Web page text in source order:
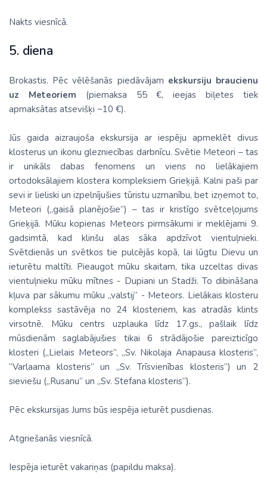
Nakts viesnīcā.
5. diena
Brokastis. Pēc vēlēšanās piedāvājam ekskursiju braucienu
uz Meteoriem (piemaksa 55 €, ieejas biļetes tiek
apmaksātas atsevišķi ~10 €).
Jūs gaida aizraujoša ekskursija ar iespēju apmeklēt divus
klosterus un ikonu glezniecības darbnīcu. Svētie Meteori – tas
ir unikāls dabas fenomens un viens no lielākajiem
ortodoksālajiem klostera kompleksiem Grieķijā. Kalni paši par
sevi ir lieliski un izpelnījušies tūristu uzmanību, bet izņemot to,
Meteori („gaisā planējošie”) – tas ir kristīgo svētceļojums
Grieķijā. Mūku kopienas Meteors pirmsākumi ir meklējami 9.
gadsimtā, kad klinšu alas sāka apdzīvot vientuļnieki.
Svētdienās un svētkos tie pulcējās kopā, lai lūgtu Dievu un
ieturētu maltīti. Pieaugot mūku skaitam, tika uzceltas divas
vientuļnieku mūku mītnes - Dupiani un Stadži. To dibināšana
kļuva par sākumu mūku „valstij” - Meteors. Lielākais klosteru
komplekss sastāvēja no 24 klosteriem, kas atradās klints
virsotnē. Mūku centrs uzplauka līdz 17.gs., pašlaik līdz
mūsdienām saglabājušies tikai 6 strādājošie pareizticīgo
klosteri („Lielais Meteors”, „Sv. Nikolaja Anapausa klosteris”,
“Varlaama klosteris” un „Sv. Trīsvienības klosteris”) un 2
sieviešu („Rusanu” un „Sv. Stefana klosteris”).
Pēc ekskursijas Jums būs iespēja ieturēt pusdienas.
Atgriešanās viesnīcā.
Iespēja ieturēt vakariņas (papildu maksa).